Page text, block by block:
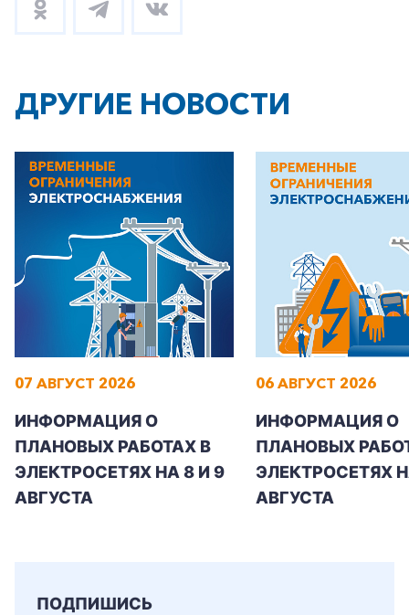
ДРУГИЕ НОВОСТИ
07 АВГУСТ 2026
ИНФОРМАЦИЯ О
ПЛАНОВЫХ РАБОТАХ В
ЭЛЕКТРОСЕТЯХ НА 8 И 9
АВГУСТА
06 АВГУСТ 2026
ИНФОРМАЦИЯ О
ПЛАНОВЫХ
ЭЛЕКТРОСЕТЯХ
АВГУСТА
ПОДПИШИСЬ